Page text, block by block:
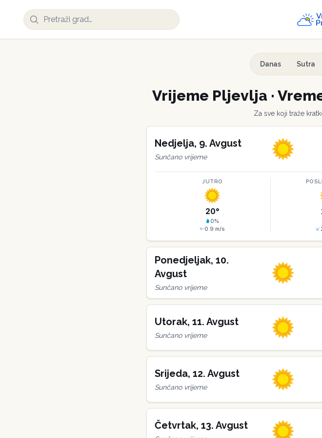
Danas Sutra
Vrijeme Pljevlja ·
Za sve koji traže
Nedjelja, 9. Avgust
Sunčano vrijeme
JUTRO
20°
0%
0.9 m/s
Ponedjeljak, 10.
Avgust
Sunčano vrijeme
Utorak, 11. Avgust
Sunčano vrijeme
Srijeda, 12. Avgust
Sunčano vrijeme
Četvrtak, 13. Avgust